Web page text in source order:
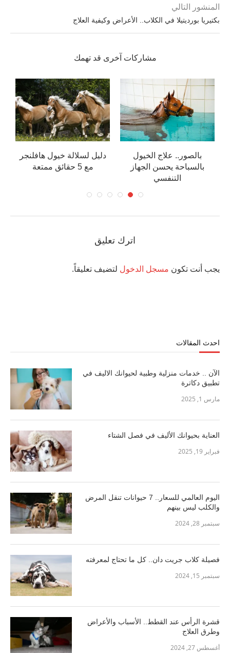
المنشور التالي
بكتيريا بورديتيلا في الكلاب.. الأعراض وكيفية العلاج
مشاركات آخرى قد تهمك
بالصور.. علاج الخيول
بالسباحة يحسن الجهاز
التنفسي
دليل لسلالة خيول هافلنجر
مع 5 حقائق ممتعة
اترك تعليق
يجب أنت تكون مسجل الدخول لتضيف تعليقاً.
احدث المقالات
الآن .. خدمات منزلية وطبية لحيوانك الاليف في
تطبيق دكاترة
مارس 1, 2025
العناية بحيوانك الأليف في فصل الشتاء
فبراير 19, 2025
اليوم العالمي للسعار.. 7 حيوانات تنقل المرض
والكلب ليس بينهم
سبتمبر 28, 2024
فصيلة كلاب جريت دان.. كل ما تحتاج لمعرفته
سبتمبر 15, 2024
قشرة الرأس عند القطط.. الأسباب والأعراض
وطرق العلاج
أغسطس 27, 2024